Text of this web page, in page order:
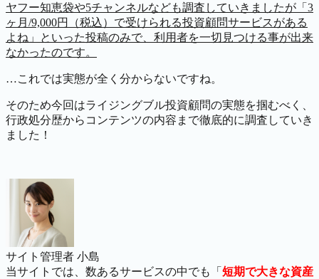
ヤフー知恵袋や5チャンネルなども調査していきましたが「3
ヶ月/9,000円（税込）で受けられる投資顧問サービスがある
よね」といった投稿のみで、利用者を一切見つける事が出来
なかったのです。
…これでは実態が全く分からないですね。
そのため今回はライジングブル投資顧問の実態を掴むべく、
行政処分歴からコンテンツの内容まで徹底的に調査していき
ました！
サイト管理者 小島
当サイトでは、数あるサービスの中でも「 短期で大きな資産